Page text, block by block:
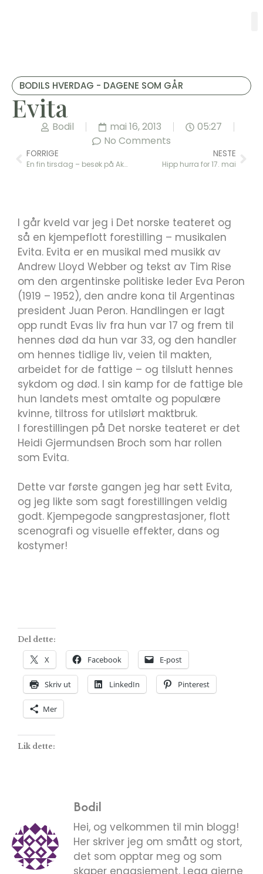
BODILS HVERDAG - DAGENE SOM GÅR
Evita
Bodil mai 16, 2013
05:27
No Comments
FORRIGE
En fin tirsdag – besøk på Akershus festning
NESTE
Hipp hurra for 17. mai
I går kveld var jeg i Det norske teateret og
så en kjempeflott forestilling – musikalen
Evita. Evita er en musikal med musikk av
Andrew Lloyd Webber og tekst av Tim Rise
om den argentinske politiske leder Eva Peron
(1919 – 1952), den andre kona til Argentinas
president Juan Peron. Handlingen er lagt
opp rundt Evas liv fra hun var 17 og frem til
hennes død da hun var 33, og den handler
om hennes tidlige liv, veien til makten,
arbeidet for de fattige – og tilslutt hennes
sykdom og død. I sin kamp for de fattige ble
hun landets mest omtalte og populære
kvinne, tiltross for utilslørt maktbruk.
I forestillingen på Det norske teateret er det
Heidi Gjermundsen Broch som har rollen
som Evita.
Dette var første gangen jeg har sett Evita,
og jeg likte som sagt forestillingen veldig
godt. Kjempegode sangprestasjoner, flott
scenografi og visuelle effekter, dans og
kostymer!
Del dette:
X Facebook E-post
Skriv ut LinkedIn Pinterest
Mer
Lik dette:
Bodil
Hei, og velkommen til min blogg!
Her skriver jeg om smått og stort,
det som opptar meg og som
skaper engasjement. Legg gjerne